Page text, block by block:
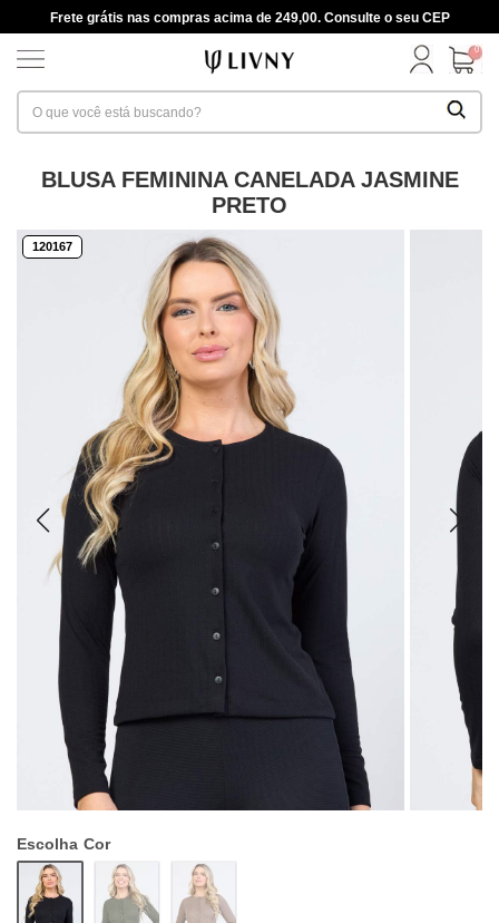
Frete grátis nas compras acima de 249,00. Consulte o seu CEP
0
BLUSA FEMININA CANELADA JASMINE
PRETO
120167
Escolha Cor